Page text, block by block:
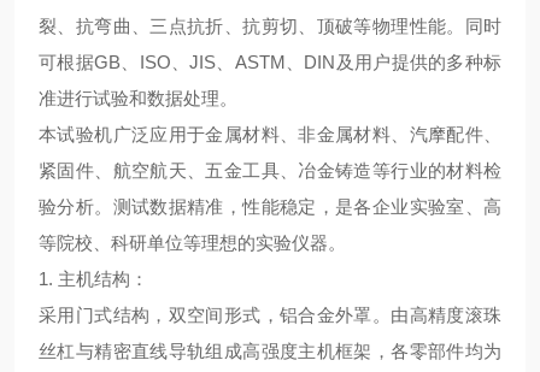
裂、抗弯曲、三点抗折、抗剪切、顶破等物理性能。同时
可根据GB、ISO、JIS、ASTM、DIN及用户提供的多种标
准进行试验和数据处理。
本试验机广泛应用于金属材料、非金属材料、汽摩配件、
紧固件、航空航天、五金工具、冶金铸造等行业的材料检
验分析。测试数据精准，性能稳定，是各企业实验室、高
等院校、科研单位等理想的实验仪器。
1. 主机结构：
采用门式结构，双空间形式，铝合金外罩。由高精度滚珠
丝杠与精密直线导轨组成高强度主机框架，各零部件均为